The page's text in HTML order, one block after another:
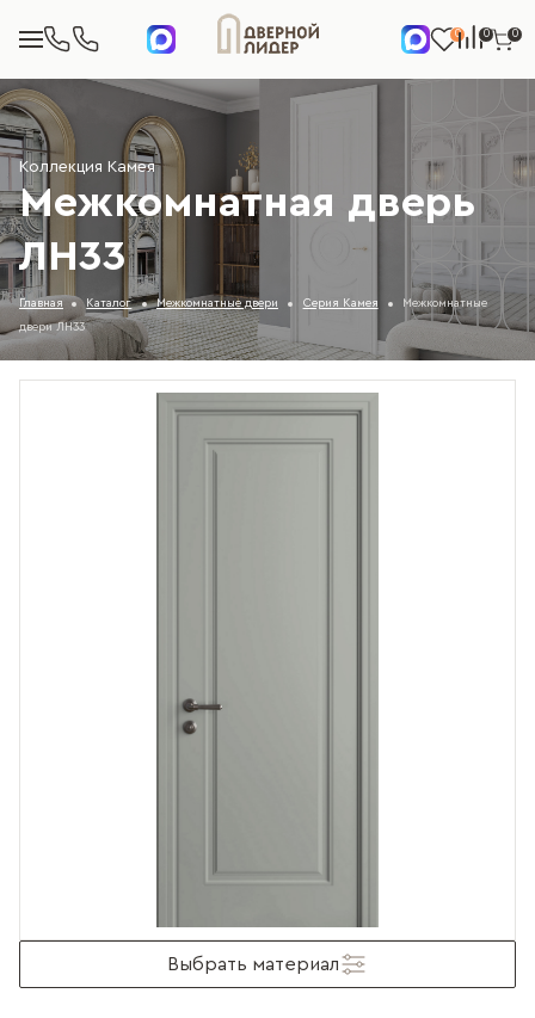
0 0 0
Коллекция Камея
Межкомнатная дверь
ЛН33
Главная Каталог Межкомнатные двери Серия Камея
Межкомнатные
двери ЛН33
Выбрать материал